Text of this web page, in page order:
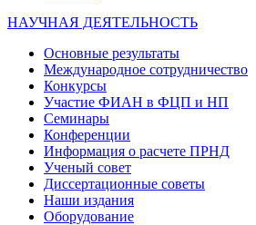
НАУЧНАЯ ДЕЯТЕЛЬНОСТЬ
Основные результаты
Международное сотрудничество
Конкурсы
Участие ФИАН в ФЦП и НП
Семинары
Конференции
Информация о расчете ПРНД
Ученый совет
Диссертационные советы
Наши издания
Оборудование